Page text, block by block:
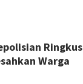
Ringkus
Warga